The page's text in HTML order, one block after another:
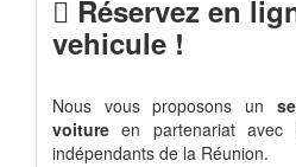
Réservez en
vehicule !
Nous vous proposons un
voiture en partenariat
indépendants de la Réunion.